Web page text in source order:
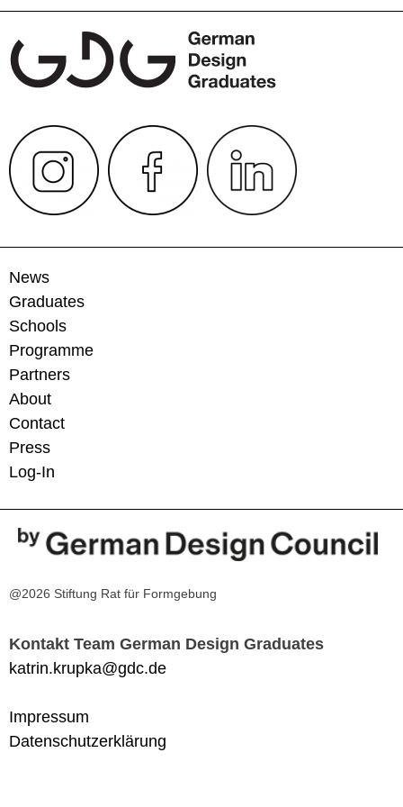
News
Graduates
Schools
Programme
Partners
About
Contact
Press
Log-In
@2026 Stiftung Rat für Formgebung
Kontakt Team German Design Graduates
katrin.krupka@gdc.de
Impressum
Datenschutzerklärung